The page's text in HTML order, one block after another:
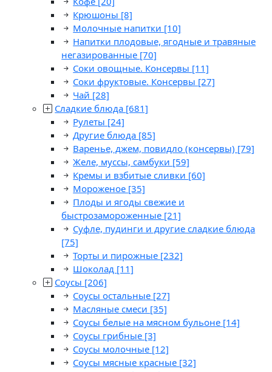
Крюшоны [8]
Молочные напитки [10]
Напитки плодовые, ягодные и травяные
негазированные [70]
Соки овощные. Консервы [11]
Соки фруктовые. Консервы [27]
Чай [28]
Сладкие блюда [681]
Рулеты [24]
Другие блюда [85]
Варенье, джем, повидло (консервы) [79]
Желе, муссы, самбуки [59]
Кремы и взбитые сливки [60]
Мороженое [35]
Плоды и ягоды свежие и
быстрозамороженные [21]
Суфле, пудинги и другие сладкие блюда
[75]
Торты и пирожные [232]
Шоколад [11]
Соусы [206]
Соусы остальные [27]
Масляные смеси [35]
Соусы белые на мясном бульоне [14]
Соусы грибные [3]
Соусы молочные [12]
Соусы мясные красные [32]